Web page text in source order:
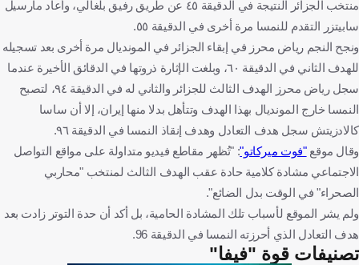
منتخب الجزائر النتيجة في الدقيقة ٤٥ عن طريق رفيق بلغالي، وأعاد مارسيل
سابيتزر التقدم للنمسا مرة أخرى في الدقيقة ٥٥.
ونجح النجم رياض محرز في إبقاء الجزائر في المونديال مرة أخرى بعد تسجيله
للهدف الثاني في الدقيقة ٦٠، وبلغت الإثارة ذروتها في الدقائق الأخيرة عندما
سجل رياض محرز الهدف الثالث للجزائر والثاني له في الدقيقة ٩٤، لتصبح
النمسا خارج المونديال بهذا الهدف وتتأهل بدلا منها إيران، إلا أن ساسا
كالادزيتش سجل هدف التعادل وهدف إنقاذ النمسا في الدقيقة ٩٦.
وقال موقع"فوت ميركاتو": "تُظهر مقاطع فيديو متداولة على مواقع التواصل
الاجتماعي مشادة كلامية حادة عقب الهدف الثالث لمنتخب "محاربي
الصحراء" في الوقت بدل الضائع".
ولم يشر الموقع لأسباب تلك المشادة الحامية، بل أكد أن حدة التوتر زادت بعد
هدف التعادل الذي أحرزته النمسا في الدقيقة 96.
تصنيفات قوة "فيفا"